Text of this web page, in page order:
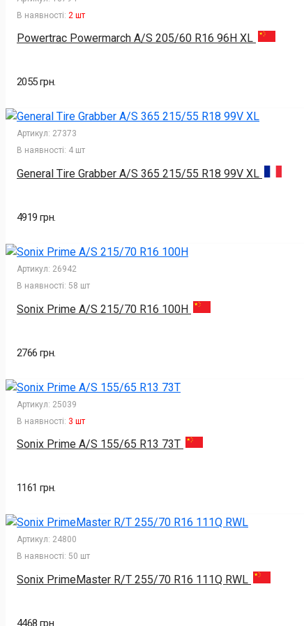
В наявності: 2 шт
Powertrac Powermarch A/S 205/60 R16 96H XL
2055 грн.
Артикул: 27373
В наявності: 4 шт
General Tire Grabber A/S 365 215/55 R18 99V XL
4919 грн.
Артикул: 26942
В наявності: 58 шт
Sonix Prime A/S 215/70 R16 100H
2766 грн.
Артикул: 25039
В наявності: 3 шт
Sonix Prime A/S 155/65 R13 73T
1161 грн.
Артикул: 24800
В наявності: 50 шт
Sonix PrimeMaster R/T 255/70 R16 111Q RWL
4468 грн.